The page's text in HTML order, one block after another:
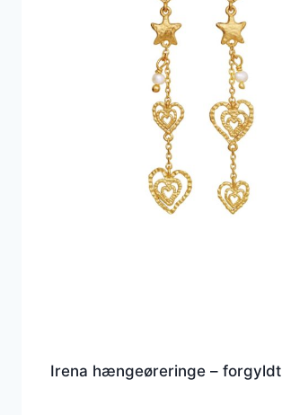
Irena hængeøreringe – forgyldt